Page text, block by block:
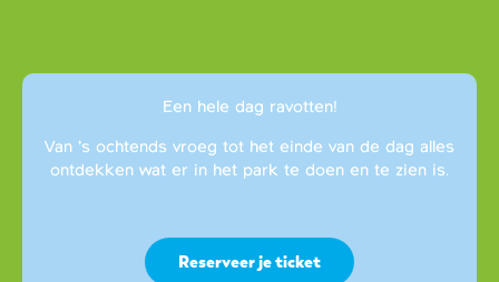
Een hele dag ravotten!
Van ’s ochtends vroeg tot het einde van de dag alles
ontdekken wat er in het park te doen en te zien is.
Reserveer je ticket